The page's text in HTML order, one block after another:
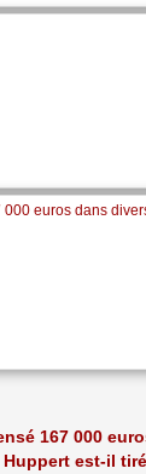
euros dans
167 000
est-il